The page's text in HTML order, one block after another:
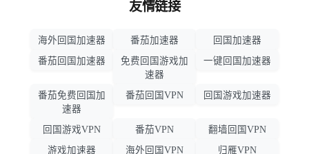
友情链接
海外回国加速器 番茄加速器
回国加速器
番茄回国加速器
免费回国游戏加
速器
一键回国加速器
番茄免费回国加
速器
番茄回国VPN 回国游戏加速器
回国游戏VPN 番茄VPN
翻墙回国VPN
游戏加速器
海外回国VPN 归雁VPN